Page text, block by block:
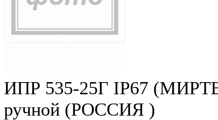
ИПР 535-25Г IP67
ручной (РОССИЯ )